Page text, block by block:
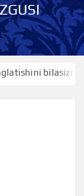
bilasizmi